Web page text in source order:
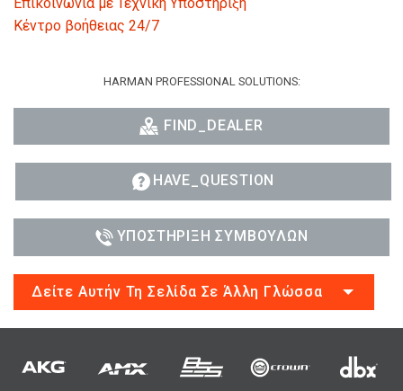
Κέντρο βοήθειας 24/7
HARMAN PROFESSIONAL SOLUTIONS:
FIND_DEALER
HAVE_QUESTION
ΥΠΟΣΤΉΡΙΞΗ ΣΥΜΒΟΎΛΩΝ
Δείτε Αυτήν Τη Σελίδα Σε Άλλη Γλώσσα